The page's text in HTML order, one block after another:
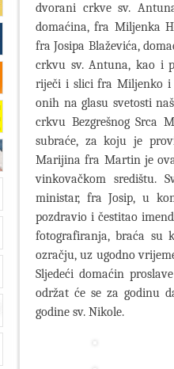
dvorani crkve sv.
domaćina, fra Miljenka
fra Josipa Blaževića,
crkvu sv. Antuna, kao i
riječi i slici fra Miljenko i
onih na glasu svetosti
crkvu Bezgrešnog Srca
subraće, za koju je
Marijina fra Martin je
vinkovačkom središtu.
ministar, fra Josip, u
pozdravio i čestitao
fotografiranja, braća su
ozračju, uz ugodno
Sljedeći domaćin
održat će se za godinu
godine sv. Nikole.